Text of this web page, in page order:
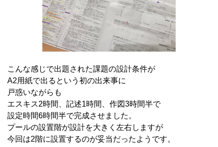
こんな感じで出題された課題の設計条件が
A2用紙で出るという初の出来事に
戸惑いながらも
エスキス2時間、記述1時間、作図3時間半で
設定時間6時間半で完成させました。
プールの設置階が設計を大きく左右しますが
今回は2階に設置するのが妥当だったようです。